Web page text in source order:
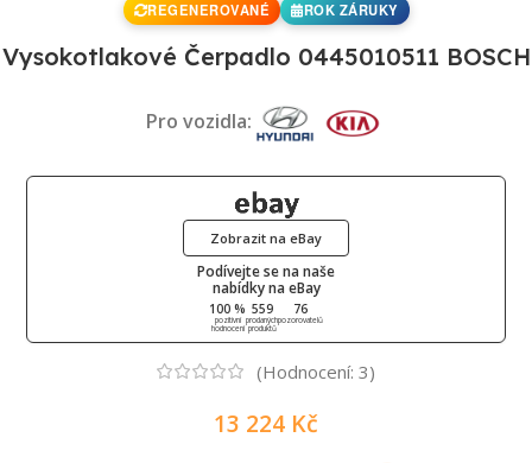
REGENEROVANÉ ROK ZÁRUKY
Vysokotlakové Čerpadlo 0445010511 BOSCH
Pro vozidla:
Podívejte se na naše
nabídky na eBay
100 %
pozitivní
hodnocení
559
prodaných
produktů
76
pozorovatelů
Zobrazit na eBay
(Hodnocení: 3)
13 224 Kč